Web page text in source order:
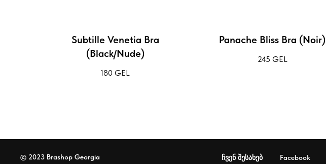
Subtille Venetia Bra
(Black/Nude)
180 GEL
Panache Bliss Bra (Noir)
245 GEL
© 2023 Brashop Georgia ჩვენ შესახებ Facebook